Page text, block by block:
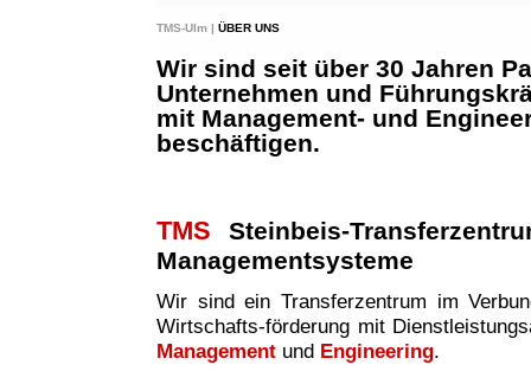
TMS-Ulm | ÜBER UNS
Wir sind seit über 30 Jahren
Unternehmen und
mit Management- und
beschäftigen.
TMS
Steinbeis-
Managementsysteme
Wir sind ein Transferzentrum im
Wirtschafts-förderung mit
Management und Engineering.